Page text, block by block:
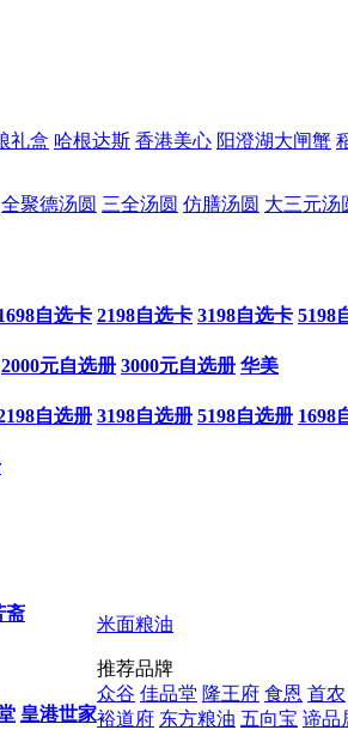
礼盒 哈根达斯 香港美心 阳澄湖大闸蟹
自选卡 2198自选卡 3198自选卡 5198
2000元自选册 3000元自选册 华美
自选册 3198自选册 5198自选册 1698
斋
皇港世家
米面粮油
推荐品牌
众谷 佳品堂 隆王府 食恩 首农
裕道府 东方粮油 五向宝 谛品
全聚德汤圆 三全汤圆 仿膳汤圆 大三元汤